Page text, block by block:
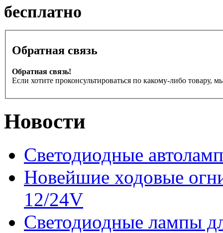
бесплатно
Обратная связь
Обратная связь!
Если хотите проконсультироваться по какому-либо товару,
Новости
Светодиодные
Новейшие ходовые
12/24V
Светодиодные лампы